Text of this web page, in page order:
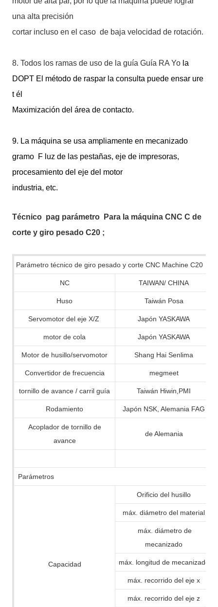
una alta precisión
cortar incluso en el caso de baja velocidad de rotación.
8. Todos los ramas de uso de la guía Guía RA Yo la
DOPT El método de raspar la consulta puede ensar ure
tél
Maximización del área de contacto.
9. La máquina se usa ampliamente en mecanizado
gramo F luz de las pestañas, eje de impresoras,
procesamiento del eje del motor
industria, etc.
Técnico pag parámetro
Para la máquina CNC C de
corte y giro pesado C20 ;
Parámetro técnico de giro pesado y corte CNC Machine C20
NC TAIWAN/ CHINA
Huso Taiwán Posa
Servomotor del eje X/Z Japón YASKAWA
motor de cola Japón YASKAWA
Motor de husillo/servomotor Shang Hai Senlima
Convertidor de frecuencia megmeet
tornillo de avance / carril guía Taiwán Hiwin,PMI
Rodamiento Japón NSK, Alemania FAG
Acoplador de tornillo de
avance
de Alemania
Parámetros
Capacidad
Orificio del husillo
máx. diámetro del material
máx. diámetro de
mecanizado
máx. longitud de mecanizado
máx. recorrido del eje x
máx. recorrido del eje z